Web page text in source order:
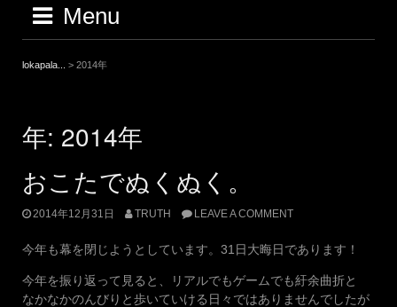
Menu
lokapala... > 2014年
年: 2014年
おこたでぬくぬく。
2014年12月31日 TRUTH LEAVE A COMMENT
今年も幕を閉じようとしています。31日大晦日であります！
今年を振り返って見ると、リアルでもゲームでも紆余曲折と
なかなかのんびりと歩いていける日々ではありませんでしたが